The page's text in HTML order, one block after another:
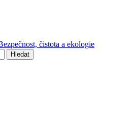
čistota a ekologie